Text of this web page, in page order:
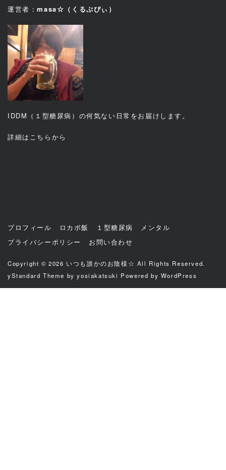
運営者：masa☆（くるぷぴぃ）
IDDM（１型糖尿病）の何気ない日常をお届けします。
詳細は こちら から
プロフィール ロカボ飯 １型糖尿病
メンタル
プライバシーポリシー
お問い合わせ
Copyright © 2026 いつも誰かのお陰様☆ All Rights Reserved.
yStandard Theme byyosiakatsuki Powered by WordPress